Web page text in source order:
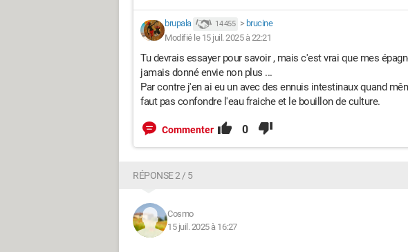
brupala 14 455 > brucine
Modifié le 15 juil. 2025 à 22:21
Tu devrais essayer pour savoir , mais c'est vrai que mes
jamais donné envie non plus ...
Par contre j'en ai eu un avec des ennuis intestinaux quand
faut pas confondre l'eau fraiche et le bouillon de culture.
Commenter 0
RÉPONSE 2 / 5
Cosmo
15 juil. 2025 à 16:27